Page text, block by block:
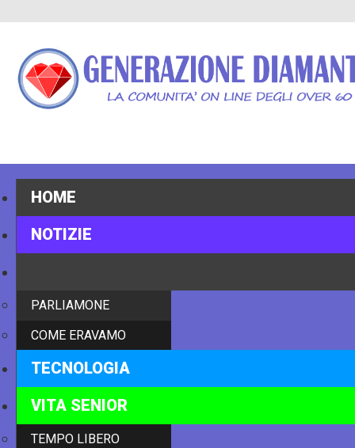
HOME
NOTIZIE
PARLIAMONE
COME ERAVAMO
TECNOLOGIA
VITA SENIOR
TEMPO LIBERO